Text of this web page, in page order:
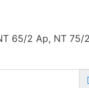
65/2 Ap, NT 75/